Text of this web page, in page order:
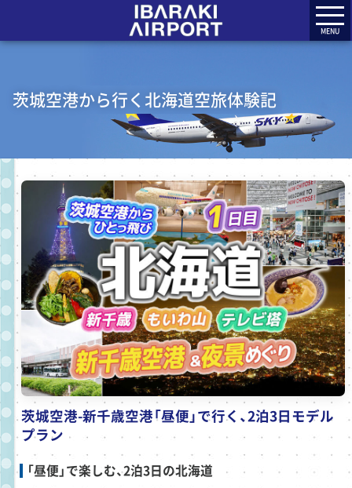
MENU
茨城空港から行く北海道空旅体験記
茨城空港-新千歳空港「昼便」で行く、2泊3日モデル
プラン
「昼便」で楽しむ、2泊3日の北海道